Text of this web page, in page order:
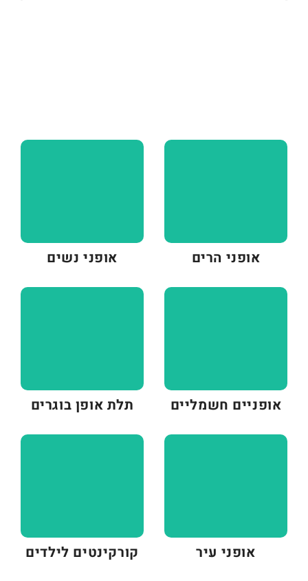
אופני הרים אופני נשים
אופניים חשמליים תלת אופן בוגרים
אופני עיר קורקינטים לילדים